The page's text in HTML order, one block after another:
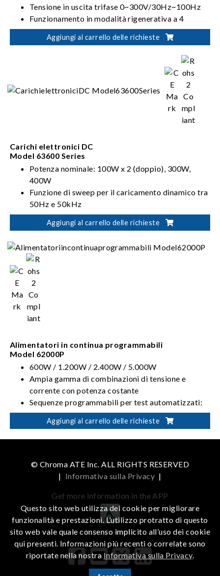
Tensione in uscita trifase 0~300V/30Hz~100Hz
Funzionamento in modalità rigenerativa a 4
quadranti
Può simulare le distorsioni sulla linea
Aggiungi al carrello delle richieste
Carichi elettronici DC
Model 63600 Series
Potenza nominale: 100W x 2 (doppio), 300W,
400W
Funzione di sweep per il caricamento dinamico tra
50Hz e 50kHz
Funzione di Forme d'onda definite dall'utente
(UDW)
Aggiungi al carrello delle richieste
Alimentatori in continua programmabili
Model 62000P
600W / 1.200W / 2.400W / 5.000W
Ampia gamma di combinazioni di tensione e
corrente con potenza costante
Sequenze programmabili per test automatizzati:
10 programmi / 100 sequenze / TTL da 8 bit
Test sul profilo da utilizzare all'avvio conformi alla
ISO 16750-2
Aggiungi al carrello delle richieste
© Chroma ATE Inc. ALL RIGHTS RESERVED
| Informativa sulla Privacy |
Get more information in the APP
iOS Android
Questo sito web utilizza dei cookie per migliorare
funzionalità e prestazioni. L’utilizzo protratto di questo
sito web vale quale consenso implicito all’uso dei cookie
qui presenti. Informazioni più recenti o correlate sono
riportate nella nostra Informativa sulla Privacy.